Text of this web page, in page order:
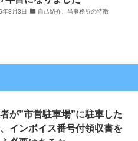
年8月3日 自己紹介、当事務所の特徴
が”市営駐車場”に駐車した
インボイス番号付領収書を